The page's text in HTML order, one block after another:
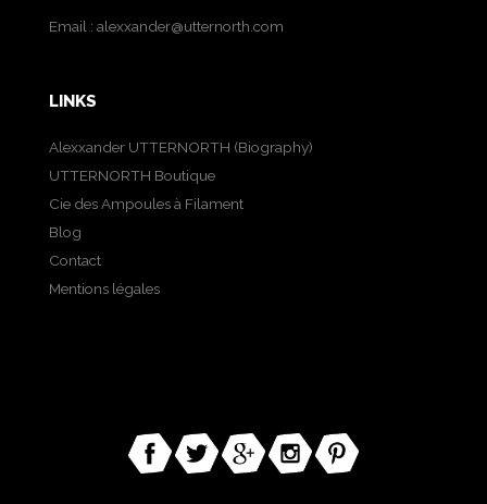
Email : alexxander@utternorth.com
LINKS
Alexxander UTTERNORTH (Biography)
UTTERNORTH Boutique
Cie des Ampoules à Filament
Blog
Contact
Mentions légales